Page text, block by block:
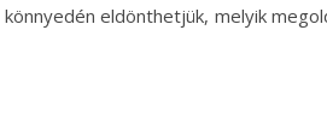
eldönthetjük, melyik